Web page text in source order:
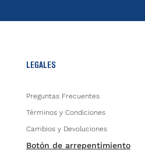
LEGALES
Preguntas Frecuentes
Términos y Condiciones
Cambios y Devoluciones
Botón de arrepentimiento